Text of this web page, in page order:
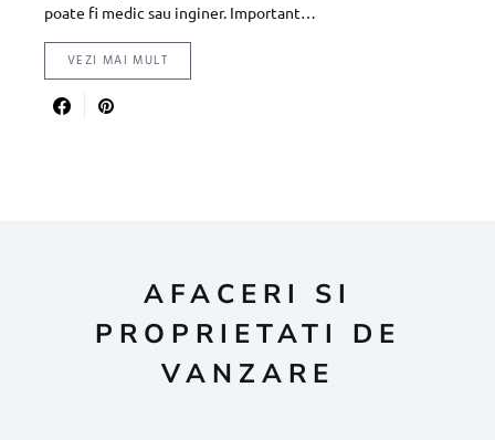
poate fi medic sau inginer. Important…
VEZI MAI MULT
AFACERI SI
PROPRIETATI DE
VANZARE